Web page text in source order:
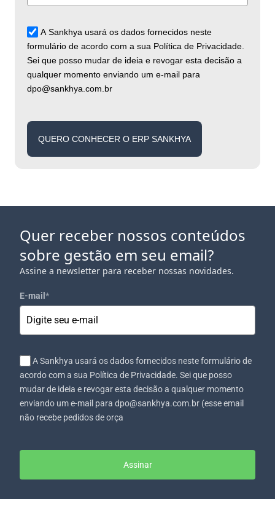
A Sankhya usará os dados fornecidos neste
formulário de acordo com a sua Política de Privacidade.
Sei que posso mudar de ideia e revogar esta decisão a
qualquer momento enviando um e-mail para
dpo@sankhya.com.br
QUERO CONHECER O ERP SANKHYA
Quer receber nossos conteúdos
sobre gestão em seu email?
Assine a newsletter para receber nossas novidades.
E-mail *
A Sankhya usará os dados fornecidos neste formulário de
acordo com a sua Política de Privacidade. Sei que posso
mudar de ideia e revogar esta decisão a qualquer momento
enviando um e-mail para dpo@sankhya.com.br (esse email
não recebe pedidos de orça
Assinar